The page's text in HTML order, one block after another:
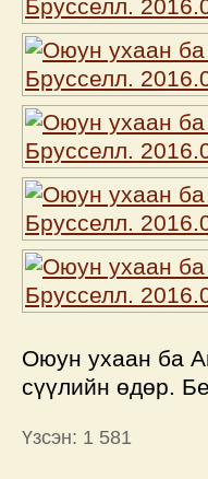
Оюун ухаан ба
сүүлийн өдөр.
Үзсэн: 1 581